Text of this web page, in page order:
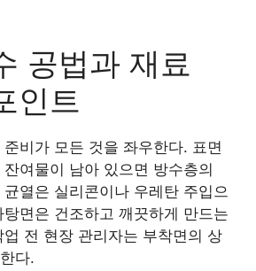
공법과 재료
인트
비가 모든 것을 좌우한다. 표면
여물이 남아 있으면 방수층의
열은 실리콘이나 우레탄 주입으
면은 건조하고 깨끗하게 만드는
전 현장 관리자는 부착면의 상
다.